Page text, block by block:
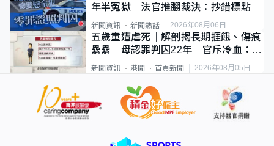
年半冤獄 法官推翻裁決：抄錯標點
新聞資訊 新聞熱話 2026年08月06日
五歲童遭虐死｜解剖揭長期捱餓、傷痕
纍纍 母認罪判囚22年 官斥冷血：同
類案最惡劣
新聞資訊 港聞 首頁新聞 2026年08月05日